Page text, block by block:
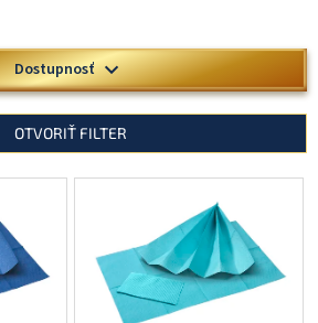
OTVORIŤ FILTER
Dostupnosť